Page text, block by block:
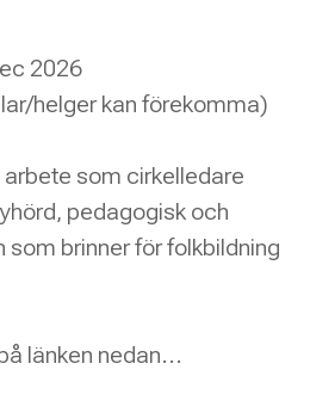
2026
helger kan förekomma)
som cirkelledare
pedagogisk och
brinner för folkbildning
länken nedan...